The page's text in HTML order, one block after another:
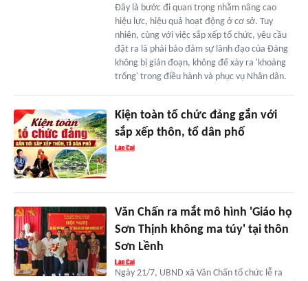
Đây là bước đi quan trọng nhằm nâng cao
hiệu lực, hiệu quả hoạt động ở cơ sở. Tuy
nhiên, cùng với việc sắp xếp tổ chức, yêu cầu
đặt ra là phải bảo đảm sự lãnh đạo của Đảng
không bị gián đoạn, không để xảy ra 'khoảng
trống' trong điều hành và phục vụ Nhân dân.
Kiện toàn tổ chức đảng gắn với
sắp xếp thôn, tổ dân phố
Văn Chấn ra mắt mô hình 'Giáo họ
Sơn Thịnh không ma túy' tại thôn
Sơn Lềnh
Ngày 21/7, UBND xã Văn Chấn tổ chức lễ ra